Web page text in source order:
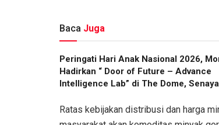
Baca Juga
Peringati Hari Anak Nasional 2026,
Hadirkan “ Door of Future – Advance
Intelligence Lab” di The Dome,
Ratas kebijakan distribusi dan harga